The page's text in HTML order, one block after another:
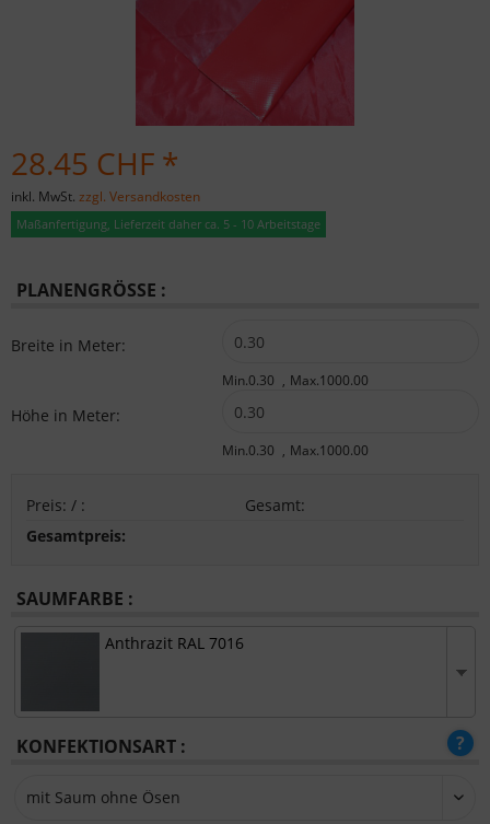
28.45 CHF *
inkl. MwSt. zzgl. Versandkosten
Maßanfertigung, Lieferzeit daher ca. 5 - 10 Arbeitstage
PLANENGRÖSSE :
Breite in Meter:
Min.0.30 Max.1000.00
Höhe in Meter:
Min.0.30 Max.1000.00
Preis: / : Gesamt:
Gesamtpreis:
SAUMFARBE :
Anthrazit RAL 7016
KONFEKTIONSART :